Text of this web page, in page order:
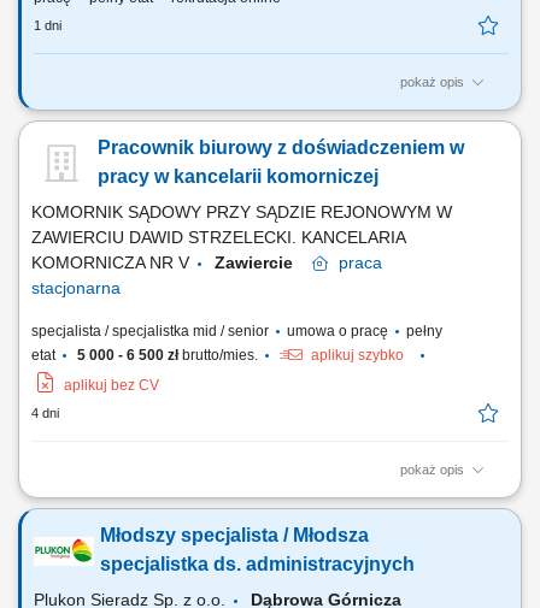
1 dni
pokaż opis
Do Twoich obowiązków będzie należało: Prowadzenie dokumentacji
Koordynacja obiegu dokumentów i dbanie o prawidłowy przepływ
informacji; Obsługa przewoźników - dostawców/odbiorców; Dbanie o
Pracownik biurowy z doświadczeniem w
pracy w kancelarii komorniczej
KOMORNIK SĄDOWY PRZY SĄDZIE REJONOWYM W
ZAWIERCIU DAWID STRZELECKI. KANCELARIA
KOMORNICZA NR V
Zawiercie
praca
stacjonarna
specjalista / specjalistka mid / senior umowa o pracę
pełny
etat
5 000 - 6 500 złbrutto/mies.
aplikuj szybko
aplikuj bez CV
4 dni
pokaż opis
sporządzanie projektów pism procesowych, postanowień, zarządzeń
podejmowanie czynności zmierzających do sprawnego prowadzenia
postępowań egzekucyjnych; kontakt z wierzycielami, dłużnikami,
Młodszy specjalista / Młodsza
specjalistka ds. administracyjnych
Plukon Sieradz Sp. z o.o.
Dąbrowa Górnicza